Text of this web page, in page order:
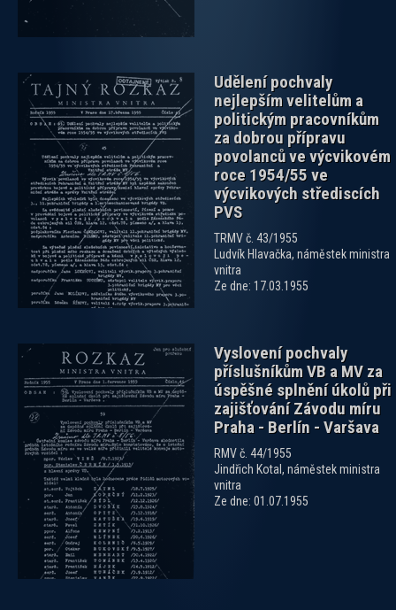
Udělení pochvaly
nejlepším velitelům a
politickým pracovníkům
za dobrou přípravu
povolanců ve výcvikovém
roce 1954/55 ve
výcvikových střediscích
PVS
TRMV č. 43/1955
Ludvík Hlavačka, náměstek ministra
vnitra
Ze dne: 17.03.1955
Vyslovení pochvaly
příslušníkům VB a MV za
úspěšné splnění úkolů při
zajišťování Závodu míru
Praha - Berlín - Varšava
RMV č. 44/1955
Jindřich Kotal, náměstek ministra
vnitra
Ze dne: 01.07.1955
zobrazit PDF dokument